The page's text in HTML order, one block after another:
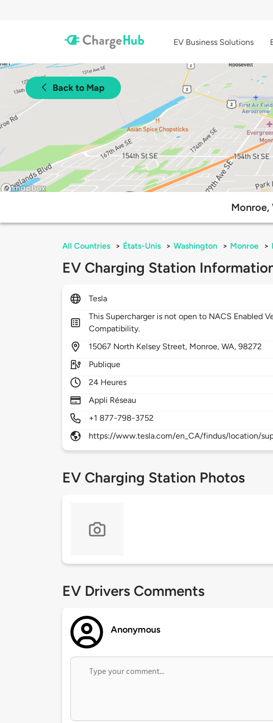
EV Business Solutions
Back to Map
Monroe,
All Countries > États-Unis > Washington > Monroe >
EV Charging Station
Tesla
This Supercharger is not open to NACS Enabled
Compatibility.
15067 North Kelsey Street, Monroe,WA,98272
Publique
24 Heures
Appli Réseau
+1 877-798-3752
https://www.tesla.com/en_CA/findus/location/
EV Charging Station Photos
EV Drivers Comments
Anonymous